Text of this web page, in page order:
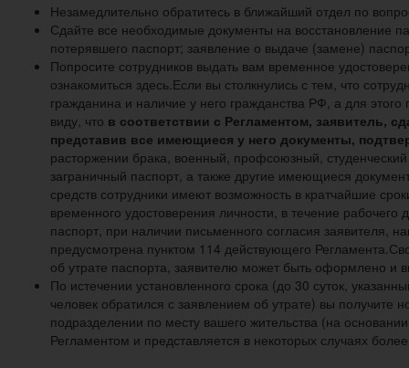
Незамедлительно обратитесь в ближайший отдел по
Сдайте все необходимые документы на восстановление
потерявшего паспорт; заявление о выдаче (замене)
Попросите сотрудников выдать вам временное
ознакомиться здесь.Если вы столкнулись с тем, что
гражданина и наличие у него гражданства РФ, а для
виду, что в соответствии с Регламентом, заявитель,
представив все имеющиеся у него документы,
расторжении брака, военный, профсоюзный,
заграничный паспорт, а также другие имеющиеся
средств сотрудники имеют возможность в кратчайшие
временного удостоверения личности, в течение
паспорт, при наличии письменного согласия заявителя,
предусмотрена пунктом 114 действующего
об утрате паспорта, заявителю может быть оформлено и
По истечении установленного срока (до 30 суток,
человек обратился с заявлением об утрате) вы получите
подразделении по месту вашего жительства (на
Регламентом и представляется в некоторых случаях